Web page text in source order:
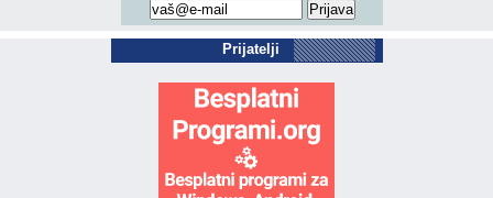
Prijatelji